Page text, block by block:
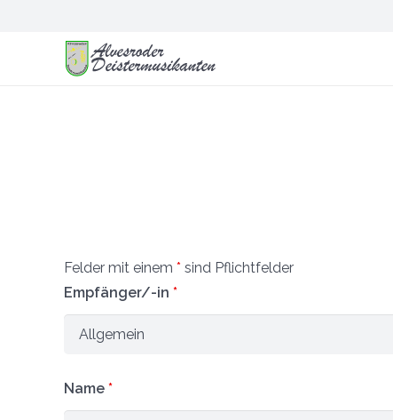
Felder mit einem * sind Pflichtfelder
Empfänger/-in *
Name *